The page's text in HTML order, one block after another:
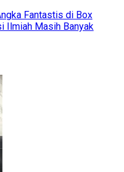
Fantastis di Box
Ilmiah Masih Banyak